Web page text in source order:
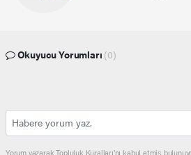
Okuyucu Yorumları (0)
Yorum yazarak Topluluk Kuralları’nı kabul etmiş